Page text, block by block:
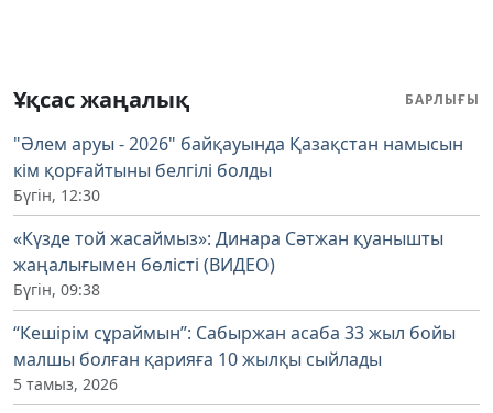
Ұқсас жаңалық БАРЛЫҒЫ
"Әлем аруы - 2026" байқауында Қазақстан намысын
кім қорғайтыны белгілі болды
Бүгін, 12:30
«Күзде той жасаймыз»: Динара Сәтжан қуанышты
жаңалығымен бөлісті (ВИДЕО)
Бүгін, 09:38
“Кешірім сұраймын”: Сабыржан асаба 33 жыл бойы
малшы болған қарияға 10 жылқы сыйлады
5 тамыз, 2026